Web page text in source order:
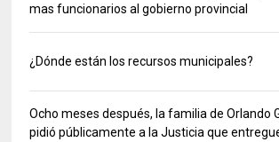
mas funcionarios al gobierno provincial
¿Dónde están los recursos municipales?
Ocho meses después, la familia de Orlando
pidió públicamente a la Justicia que